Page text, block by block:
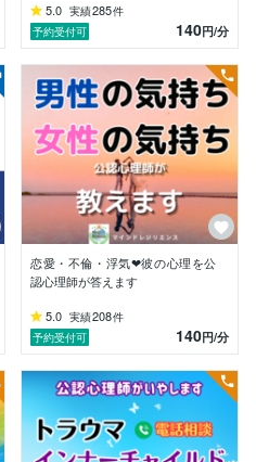
Resilience と名付けまし
相談してよかった！」
、過去の豊富な経験と、
ての知識と技能を活かし
と「こころのエネルギーチ
します。
サービスを利用していただ
す！
ードリーディング
相談
5.0 実績285件
予約受付可
140円/分
恋愛・不倫・浮気❤彼の心理を公
認心理師が答えます
5.0 実績208件
予約受付可
140円/分